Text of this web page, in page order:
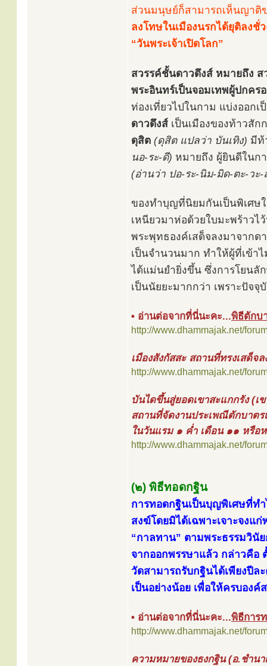
ส่วนมนุษย์ก็สามารถเห็นญาติ
ลงโทษในเมืองนรกได้ยุติลงชั่
“วันพระเจ้าเปิดโลก”
สวรรค์ชั้นดาวดึงส์ หมายถึง
พระอินทร์เป็นจอมเทพผู้ปกคร
ท่องเที่ยวไปในกาม แบ่งออกเ
ดาวดึงส์ เป็นเมืองของท้าวสั
ดุสิต (ดุสิต แปลว่า บันเทิง) มีท้
นอ-ระ-ดี) หมายถึง ผู้ยินดีในก
(อ่านว่า ปอ-ระ-นิม-มิด-ตะ-วะ-
ของทำบุญที่นิยมกันเป็นพิเศษ
เหนียวมาห่อด้วยใบมะพร้าวไ
พระพุทธองค์เสด็จลงมาจากด
เป็นจำนวนมาก ทำให้ผู้ที่เข้า
ได้แม่นยำยิ่งขึ้น ซึ่งการโยนลั
เป็นนัยยะมากกว่า เพราะปัจ
• อ่านต่อจากที่นี่นะคะ...พิธีตักบ
http://www.dhammajak.net/
เมืองสังกัสสะ สถานที่ทรงเสด็จ
http://www.dhammajak.net/
บันไดขึ้นสู่ยอดเขาสะแกกรัง (
สถานที่จัดงานประเพณีตักบาตร
ในวันแรม ๑ ค่ำ เดือน ๑๑ หรือ
http://www.dhammajak.net/
(๒) พิธีทอดกฐิน
การทอดกฐินเป็นบุญพิเศษที่ท
สงฆ์โดยมิได้เฉพาะเจาะจงแ
“กาลทาน” ตามพระธรรมวินั
จากออกพรรษาแล้ว กล่าวคือ
วัดสามารถรับกฐินได้เพียงปีล
เป็นอย่างน้อย เพื่อให้ครบอง
• อ่านต่อจากที่นี่นะคะ...พิธีการ
http://www.dhammajak.net/
ความหมายของธงกฐิน (อ.ชำน